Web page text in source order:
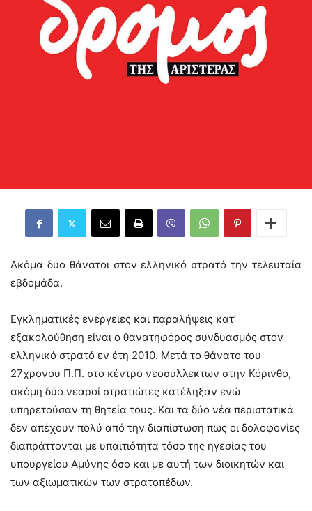
Ακόμα δύο θάνατοι στον ελληνικό στρατό την τελευταία
εβδομάδα.
Εγκληματικές ενέργειες και παραλήψεις κατ’
εξακολούθηση είναι ο θανατηφόρος συνδυασμός στον
ελληνικό στρατό εν έτη 2010. Μετά το θάνατο του
27χρονου Π.Π. στο κέντρο νεοσύλλεκτων στην Κόρινθο,
ακόμη δύο νεαροί στρατιώτες κατέληξαν ενώ
υπηρετούσαν τη θητεία τους. Και τα δύο νέα περιστατικά
δεν απέχουν πολύ από την διαπίστωση πως οι δολοφονίες
διαπράττονται με υπαιτιότητα τόσο της ηγεσίας του
υπουργείου Αμύνης όσο και με αυτή των διοικητών και
των αξιωματικών των στρατοπέδων.